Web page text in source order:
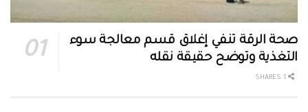
صحة الرقة تنفي إغلاق قسم معالجة سوء
التغذية وتوضح حقيقة نقله